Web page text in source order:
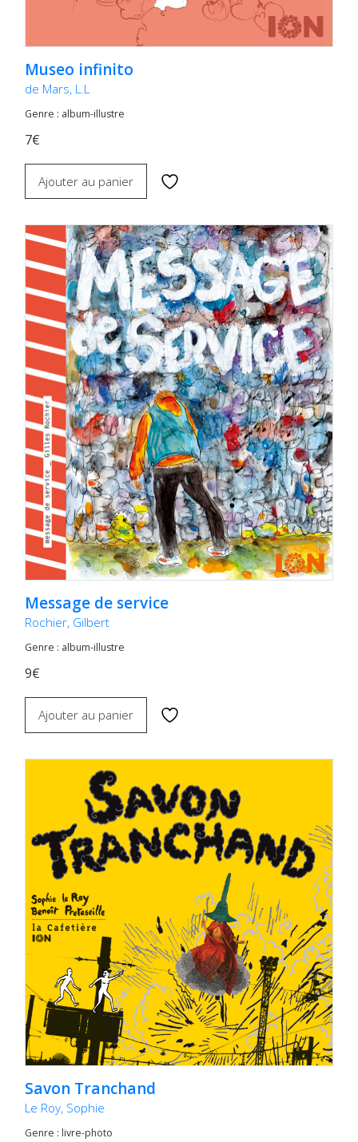
Museo infinito
de Mars, L.L
Genre : album-illustre
7€
Ajouter au panier
Message de service
Rochier, Gilbert
Genre : album-illustre
9€
Ajouter au panier
Savon Tranchand
Le Roy, Sophie
Genre : livre-photo